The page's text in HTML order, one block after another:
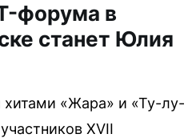
форума в
станет Юлия
хитами «Жара» и «Ту-лу-
XVII